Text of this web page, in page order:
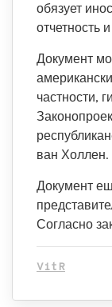
обязует
отчетность
Документ
частности,
ван Холлен.
Документ
Согласно
VitR